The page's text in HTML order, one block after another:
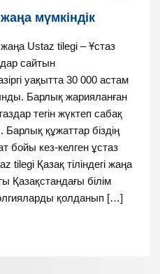
мүмкіндік
жаңа Ustaz tilegi – Ұстаз
сайтын
уақытта 30 000 астам
Барлық жарияланған
тегін жүктеп сабақ
құжаттар біздің
бойы кез-келген ұстаз
tilegi Қазақ тіліндегі жаңа
Қазақстандағы білім
қолданып […]